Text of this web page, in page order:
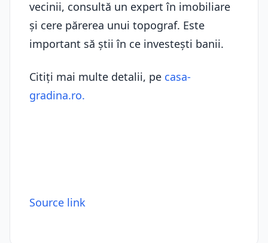
vecinii, consultă un expert în imobiliare
și cere părerea unui topograf. Este
important să știi în ce investești banii.
Citiți mai multe detalii, pe casa-
gradina.ro.
Source link